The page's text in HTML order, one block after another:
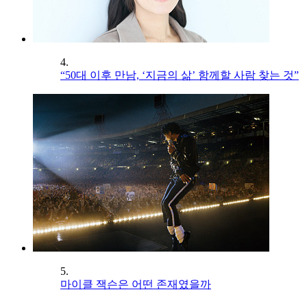
4.
“50대 이후 만남, ‘지금의 삶’ 함께할 사람 찾는 것”
5.
마이클 잭슨은 어떤 존재였을까